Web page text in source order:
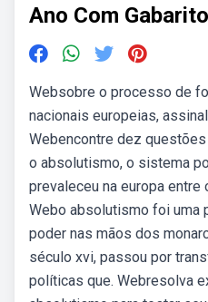
Ano Com Gabarito
Websobre o processo de
nacionais europeias,
Webencontre dez
o absolutismo, o sistema
prevaleceu na europa
Webo absolutismo foi uma
poder nas mãos dos
século xvi, passou por
políticas que. Webresolva